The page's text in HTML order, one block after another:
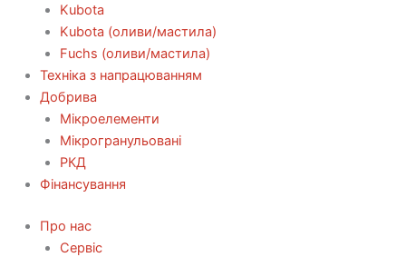
Kubota
Kubota (оливи/мастила)
Fuchs (оливи/мастила)
Техніка з напрацюванням
Добрива
Мікроелементи
Мікрогранульовані
РКД
Фінансування
Про нас
Сервіс